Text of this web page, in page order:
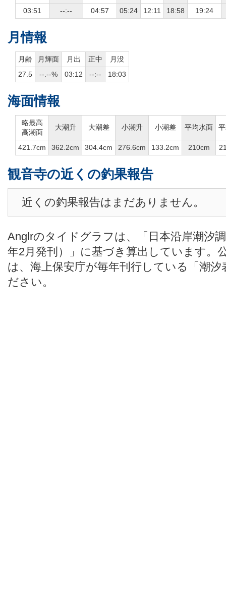
03:51
--:-- 04:57 05:24 12:11 18:58 19:24
月情報
月齢 月輝面 月出 正中
月没
27.5
--.--% 03:12 --:-- 18:03
海面情報
略最高
高潮面
大潮升 大潮差 小潮升 小潮差 平均水面
421.7cm 362.2cm 304.4cm 276.6cm 133.2cm 210cm
観音寺の近くの釣果報告
近くの釣果報告はまだありません。
Anglrのタイドグラフは、「日本沿岸潮汐
年2月発刊）」に基づき算出しています。
は、海上保安庁が毎年刊行している「潮
ださい。